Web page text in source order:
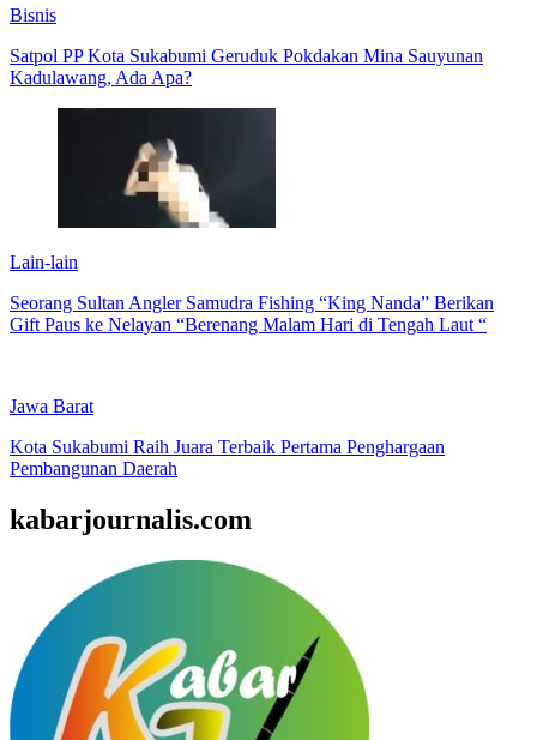
Bisnis
Satpol PP Kota Sukabumi Geruduk Pokdakan Mina Sauyunan
Kadulawang, Ada Apa?
Lain-lain
Seorang Sultan Angler Samudra Fishing “King Nanda” Berikan
Gift Paus ke Nelayan “Berenang Malam Hari di Tengah Laut “
Jawa Barat
Kota Sukabumi Raih Juara Terbaik Pertama Penghargaan
Pembangunan Daerah
kabarjournalis.com